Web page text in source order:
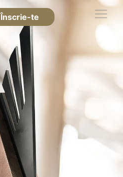
Înscrie-te